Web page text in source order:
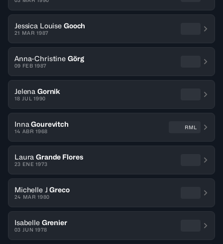
Jessica Louise Gooch
21 MAR 1987
Anna-Christine Görg
09 FEB 1987
Jelena Gornik
18 JUL 1990
Inna Gourevitch
14 ABR 1968
RML
Laura Grande Flores
23 ENE 1973
Michelle J Greco
24 MAR 1980
Isabelle Grenier
03 JUN 1978